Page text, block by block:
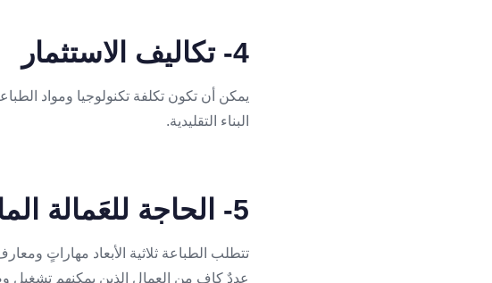
4- تكاليف الاستثمار
يمكن أن تكون تكلفة تكنولوجيا ومواد
البناء التقليدية.
5- الحاجة للعَمالة الماهرة
تتطلب الطباعة ثلاثية الأبعاد مهاراتٍ
عددٌ كافٍ من العمال الذين يمكنهم تشغيل